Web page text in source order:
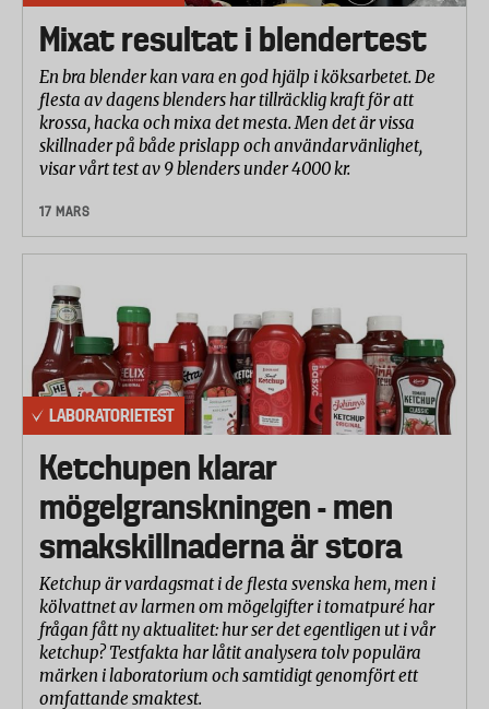
Mixat resultat i blendertest
En bra blender kan vara en god hjälp i köksarbetet. De
flesta av dagens blenders har tillräcklig kraft för att
krossa, hacka och mixa det mesta. Men det är vissa
skillnader på både prislapp och användarvänlighet,
visar vårt test av 9 blenders under 4000 kr.
17 MARS
LABORATORIETEST
Ketchupen klarar
mögelgranskningen - men
smakskillnaderna är stora
Ketchup är vardagsmat i de flesta svenska hem, men i
kölvattnet av larmen om mögelgifter i tomatpuré har
frågan fått ny aktualitet: hur ser det egentligen ut i vår
ketchup? Testfakta har låtit analysera tolv populära
märken i laboratorium och samtidigt genomfört ett
omfattande smaktest.